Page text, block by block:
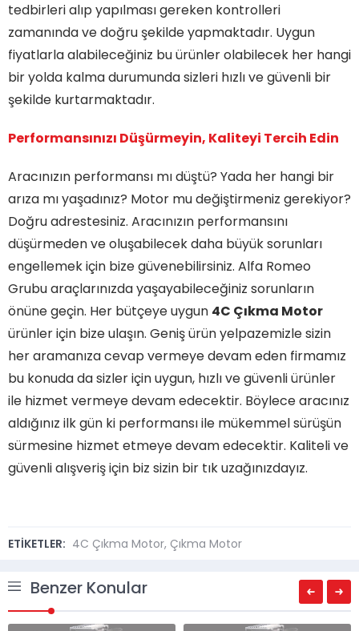
tedbirleri alıp yapılması gereken kontrolleri
zamanında ve doğru şekilde yapmaktadır. Uygun
fiyatlarla alabileceğiniz bu ürünler olabilecek her hangi
bir yolda kalma durumunda sizleri hızlı ve güvenli bir
şekilde kurtarmaktadır.
Performansınızı Düşürmeyin, Kaliteyi Tercih Edin
Aracınızın performansı mı düştü? Yada her hangi bir
arıza mı yaşadınız? Motor mu değiştirmeniz gerekiyor?
Doğru adrestesiniz. Aracınızın performansını
düşürmeden ve oluşabilecek daha büyük sorunları
engellemek için bize güvenebilirsiniz. Alfa Romeo
Grubu araçlarınızda yaşayabileceğiniz sorunların
önüne geçin. Her bütçeye uygun 4C Çıkma Motor
ürünler için bize ulaşın. Geniş ürün yelpazemizle sizin
her aramanıza cevap vermeye devam eden firmamız
bu konuda da sizler için uygun, hızlı ve güvenli ürünler
ile hizmet vermeye devam edecektir. Böylece aracınız
aldığınız ilk gün ki performansı ile mükemmel sürüşün
sürmesine hizmet etmeye devam edecektir. Kaliteli ve
güvenli alışveriş için biz sizin bir tık uzağınızdayız.
ETİKETLER: 4C Çıkma Motor, Çıkma Motor
Benzer Konular